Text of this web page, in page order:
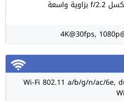
4K@30fps,
Wi-Fi 802.11 a/b/g/n/ac/6e,